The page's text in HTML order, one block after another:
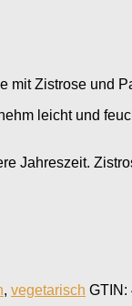
mit Zistrose und
leicht und
Jahreszeit.
, vegetarisch GTIN: